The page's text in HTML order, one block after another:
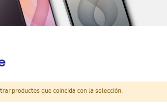
productos que coincida con la selección.